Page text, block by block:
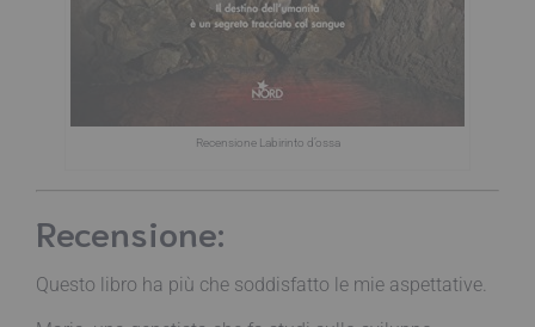
Recensione Labirinto d’ossa
Recensione:
Questo libro ha più che soddisfatto le mie aspettative.